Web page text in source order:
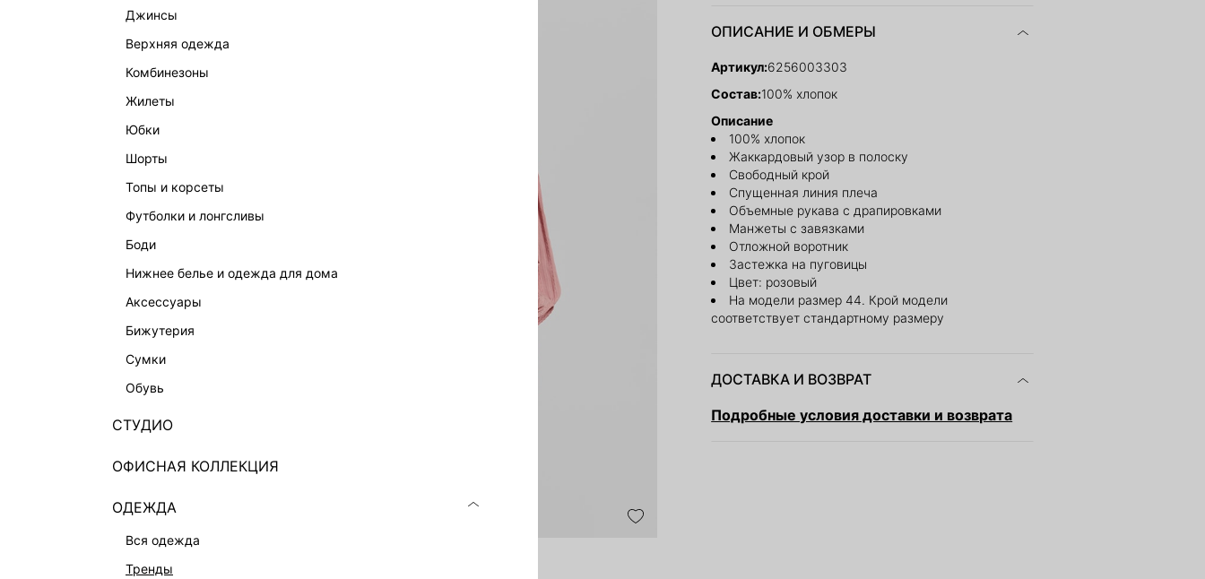
джинсы
верхняя одежда
комбинезоны
жилеты
юбки
шорты
топы и корсеты
футболки и лонгсливы
боди
нижнее белье и одежда для дома
аксессуары
бижутерия
сумки
обувь
СТУДИО
ОФИСНАЯ КОЛЛЕКЦИЯ
ОДЕЖДА
вся одежда
тренды
ОПИСАНИЕ И ОБМЕРЫ
Артикул:6256003303
Состав:100% хлопок
Описание
100% хлопок
Жаккардовый узор в полоску
Свободный крой
Спущенная линия плеча
Объемные рукава с драпировками
Манжеты с завязками
Отложной воротник
Застежка на пуговицы
Цвет: розовый
На модели размер 44. Крой модели
соответствует стандартному размеру
ДОСТАВКА И ВОЗВРАТ
Подробные условия доставки и возврата